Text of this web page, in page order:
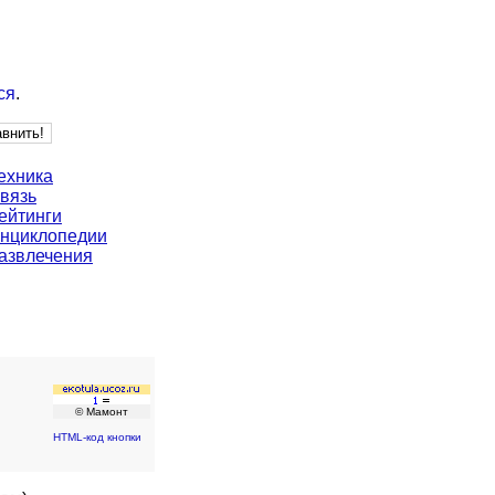
.
© Мамонт
HTML-код кнопки